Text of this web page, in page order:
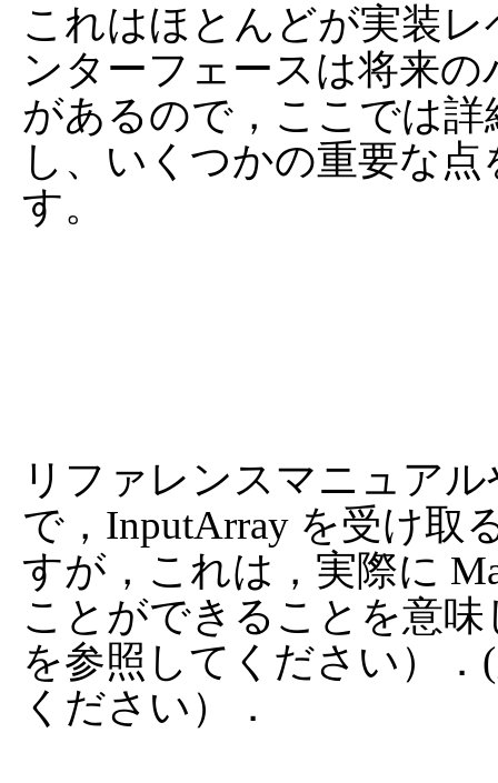
これはほとんどが実装
ンターフェースは将来
があるので，ここでは
し、いくつかの重要な
す。
リファレンスマニュア
で，InputArray を受け取
すが，これは，実際に
ことができることを意
を参照してください）
ください）．